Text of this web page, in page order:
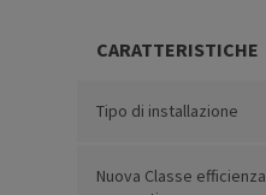
CARATTERISTICHE
Tipo di installazione
Nuova Classe efficienza